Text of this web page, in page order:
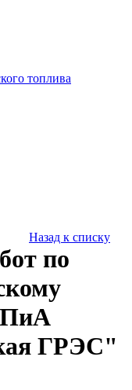
топлива
Назад к списку
по
ГРЭС"